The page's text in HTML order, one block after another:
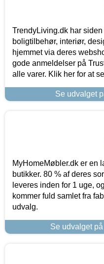
TrendyLiving.dk har
boligtilbehør, interiør,
hjemmet via deres
gode anmeldelser på
alle varer. Klik her for at
Se udvalget
MyHomeMøbler.dk er
butikker. 80 % af deres
leveres inden for 1 uge,
kommer fuld samlet fra
udvalg.
Se udvalget